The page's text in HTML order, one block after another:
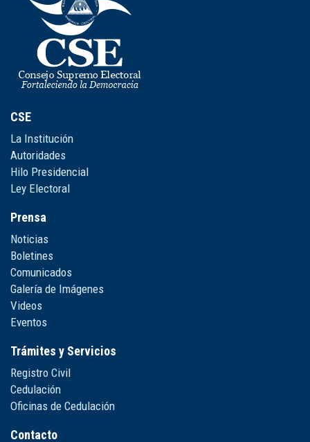
CSE
La Institución
Autoridades
Hilo Presidencial
Ley Electoral
Prensa
Noticias
Boletines
Comunicados
Galería de Imágenes
Videos
Eventos
Trámites y Servicios
Registro Civil
Cedulación
Oficinas de Cedulación
Contacto